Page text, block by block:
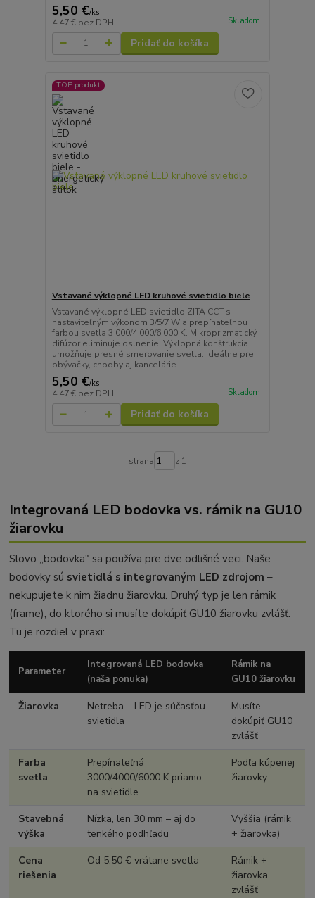
5,50 €/ks
4,47 € bez DPH Skladom
Pridať do košíka
TOP produkt
Vstavané výklopné LED kruhové svietidlo biele
Vstavané výklopné LED svietidlo ZITA CCT s
nastaviteľným výkonom 3/5/7 W a prepínateľnou
farbou svetla 3 000/4 000/6 000 K. Mikroprizmatický
difúzor eliminuje oslnenie. Výklopná konštrukcia
umožňuje presné smerovanie svetla. Ideálne pre
obývačky, chodby aj kancelárie.
5,50 €/ks
4,47 € bez DPH Skladom
Pridať do košíka
strana z 1
Integrovaná LED bodovka vs. rámik na GU10
žiarovku
Slovo „bodovka" sa používa pre dve odlišné veci. Naše
bodovky sú svietidlá s integrovaným LED zdrojom –
nekupujete k nim žiadnu žiarovku. Druhý typ je len rámik
(frame), do ktorého si musíte dokúpiť GU10 žiarovku zvlášť.
Tu je rozdiel v praxi:
Parameter
Integrovaná LED bodovka
(naša ponuka)
Rámik na
GU10 žiarovku
Žiarovka
Netreba – LED je súčasťou
svietidla
Musíte
dokúpiť GU10
zvlášť
Farba
svetla
Prepínateľná
3000/4000/6000 K priamo
na svietidle
Podľa kúpenej
žiarovky
Stavebná
výška
Nízka, len 30 mm – aj do
tenkého podhľadu
Vyššia (rámik
+ žiarovka)
Cena
riešenia
Od 5,50 € vrátane svetla
Rámik +
žiarovka
zvlášť